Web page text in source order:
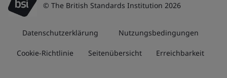
© The British Standards Institution 2026
Datenschutzerklärung Nutzungsbedingungen
Cookie-Richtlinie Seitenübersicht Erreichbarkeit